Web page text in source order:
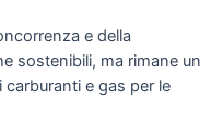
e della
sostenibili, ma rimane un
e gas per le